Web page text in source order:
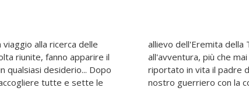
viaggio alla ricerca delle
riunite, fanno apparire il
qualsiasi desiderio... Dopo
tutte e sette le
Goku riparte quindi
le sfere. Dopo aver
strada facendo, il
con impegno e, tre anni